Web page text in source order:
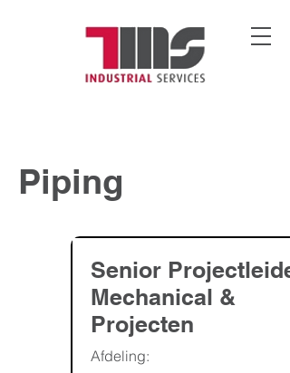
Piping
Senior
Mechanical &
Projecten
Afdeling: